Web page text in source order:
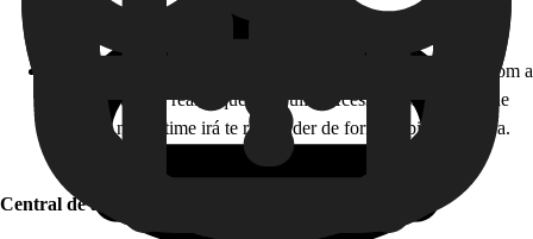
Horário de atendimento: 24 horas, todos os dias!
Como funciona: caso você não esteja disponível para falar com a
gente em tempo real, fique tranquilo! Acesse nossa Central de
Ajuda, e nosso time irá te responder de forma rápida e segura.
Central de ajuda (app)